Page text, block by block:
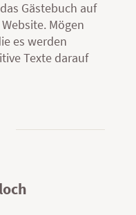
Gästebuch auf
Mögen
es werden
Texte darauf